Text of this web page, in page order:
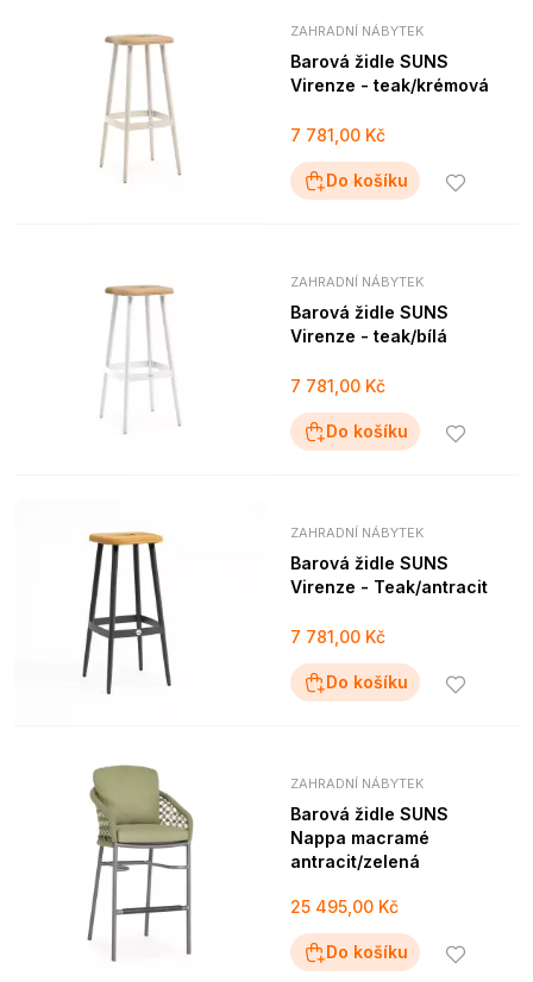
ZAHRADNÍ NÁBYTEK
Barová židle SUNS
Virenze - teak/krémová
7 781,00 Kč
Do košíku
ZAHRADNÍ NÁBYTEK
Barová židle SUNS
Virenze - teak/bílá
7 781,00 Kč
Do košíku
ZAHRADNÍ NÁBYTEK
Barová židle SUNS
Virenze - Teak/antracit
7 781,00 Kč
Do košíku
ZAHRADNÍ NÁBYTEK
Barová židle SUNS
Nappa macramé
antracit/zelená
25 495,00 Kč
Do košíku